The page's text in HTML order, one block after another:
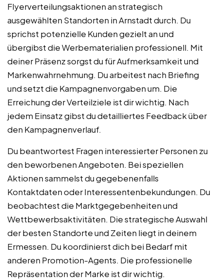
Flyerverteilungsaktionen an strategisch
ausgewählten Standorten in Arnstadt durch. Du
sprichst potenzielle Kunden gezielt an und
übergibst die Werbematerialien professionell. Mit
deiner Präsenz sorgst du für Aufmerksamkeit und
Markenwahrnehmung. Du arbeitest nach Briefing
und setzt die Kampagnenvorgaben um. Die
Erreichung der Verteilziele ist dir wichtig. Nach
jedem Einsatz gibst du detailliertes Feedback über
den Kampagnenverlauf.
Du beantwortest Fragen interessierter Personen zu
den beworbenen Angeboten. Bei speziellen
Aktionen sammelst du gegebenenfalls
Kontaktdaten oder Interessentenbekundungen. Du
beobachtest die Marktgegebenheiten und
Wettbewerbsaktivitäten. Die strategische Auswahl
der besten Standorte und Zeiten liegt in deinem
Ermessen. Du koordinierst dich bei Bedarf mit
anderen Promotion-Agents. Die professionelle
Repräsentation der Marke ist dir wichtig.